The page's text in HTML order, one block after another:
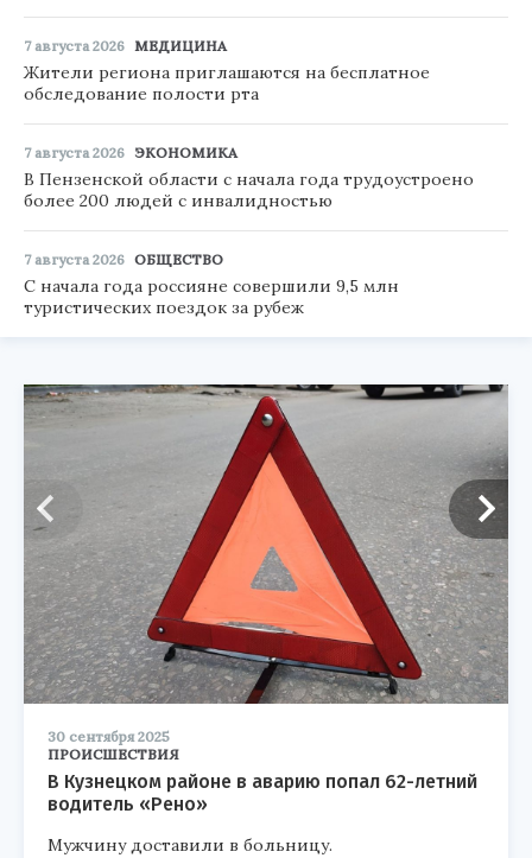
7 августа 2026 МЕДИЦИНА
Жители региона приглашаются на бесплатное
обследование полости рта
7 августа 2026 ЭКОНОМИКА
В Пензенской области с начала года трудоустроено
более 200 людей с инвалидностью
7 августа 2026 ОБЩЕСТВО
С начала года россияне совершили 9,5 млн
туристических поездок за рубеж
30 сентября 2025
ПРОИСШЕСТВИЯ
В Кузнецком районе в аварию попал 62-летний
водитель «Рено»
Мужчину доставили в больницу.